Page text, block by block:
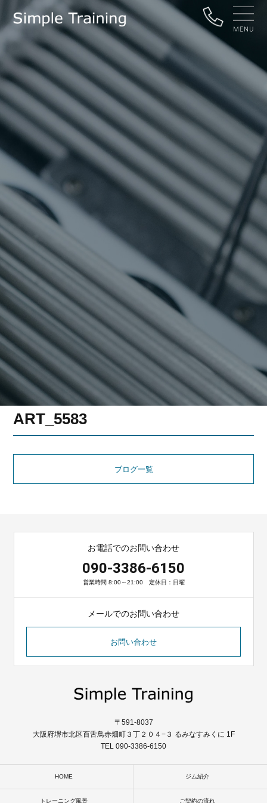
ART_5583
ブログ一覧
お電話でのお問い合わせ
090-3386-6150
営業時間 8:00～21:00 定休日：日曜
メールでのお問い合わせ
お問い合わせ
〒591-8037
大阪府堺市北区百舌鳥赤畑町３丁２０４−３ るみなすみくに 1F
TEL 090-3386-6150
HOME ジム紹介
トレーニング風景 ご契約の流れ